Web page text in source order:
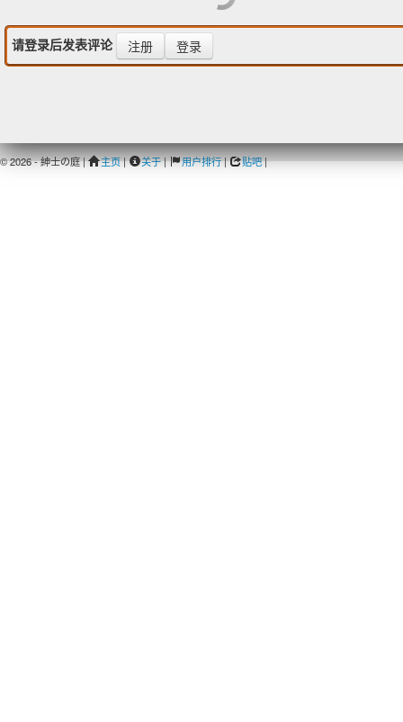
请登录后发表评论 注册 登录
© 2026 - 紳士の庭 | 主页| 关于| 用户排行| 贴吧|